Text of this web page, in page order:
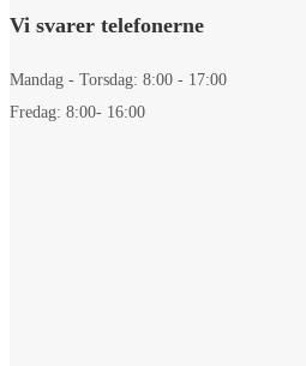
Vi svarer telefonerne
Mandag - Torsdag: 8:00 - 17:00
Fredag: 8:00- 16:00